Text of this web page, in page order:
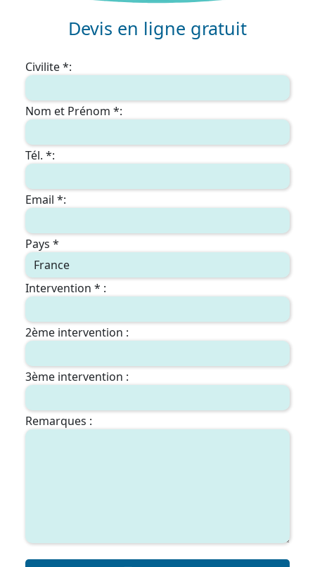
Devis en ligne gratuit
Civilite *:
Nom et Prénom *:
Tél. *:
Email *:
Pays *
Intervention * :
2ème intervention :
3ème intervention :
Remarques :